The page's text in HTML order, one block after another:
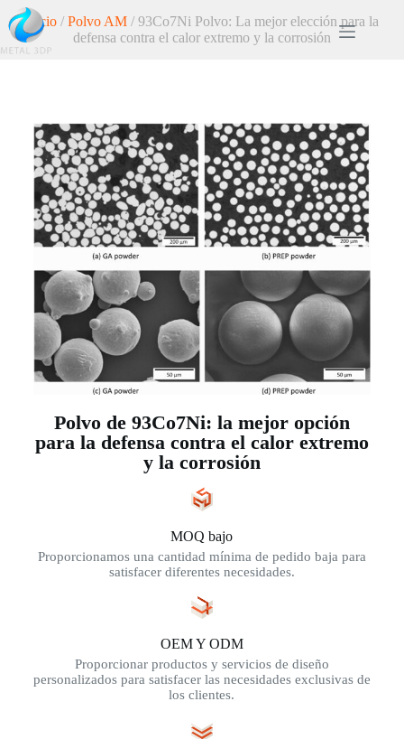
Inicio /Polvo AM / 93Co7Ni Polvo: La mejor elección para la
defensa contra el calor extremo y la corrosión
Polvo de 93Co7Ni: la mejor opción
para la defensa contra el calor extremo
y la corrosión
MOQ bajo
Proporcionamos una cantidad mínima de pedido baja para
satisfacer diferentes necesidades.
OEM Y ODM
Proporcionar productos y servicios de diseño
personalizados para satisfacer las necesidades exclusivas de
los clientes.